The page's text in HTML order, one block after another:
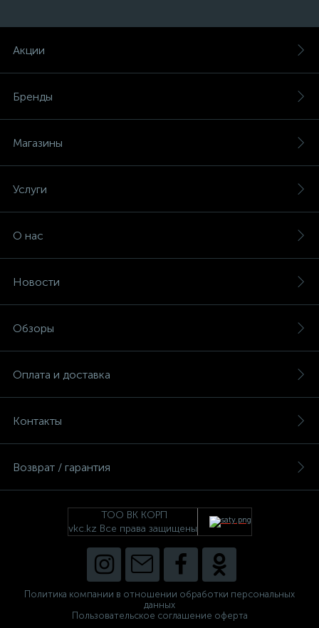
Акции
Бренды
Магазины
Услуги
О нас
Новости
Обзоры
Оплата и доставка
Контакты
Возврат / гарантия
ТОО ВК КОРП
vkc.kz Все права защищены
Политика компании в отношении обработки персональных
данных
Пользовательское соглашение оферта